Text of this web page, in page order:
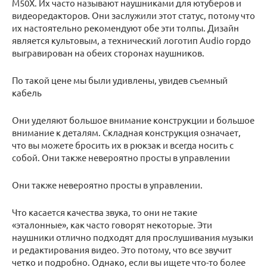
M50X. Их часто называют наушниками для ютуберов и
видеоредакторов. Они заслужили этот статус, потому что
их настоятельно рекомендуют обе эти толпы. Дизайн
является культовым, а технический логотип Audio гордо
выгравирован на обеих сторонах наушников.
По такой цене мы были удивлены, увидев съемный
кабель
Они уделяют большое внимание конструкции и большое
внимание к деталям. Складная конструкция означает,
что вы можете бросить их в рюкзак и всегда носить с
собой. Они также невероятно просты в управлении
Они также невероятно просты в управлении.
Что касается качества звука, то они не такие
«эталонные», как часто говорят некоторые. Эти
наушники отлично подходят для прослушивания музыки
и редактирования видео. Это потому, что все звучит
четко и подробно. Однако, если вы ищете что-то более